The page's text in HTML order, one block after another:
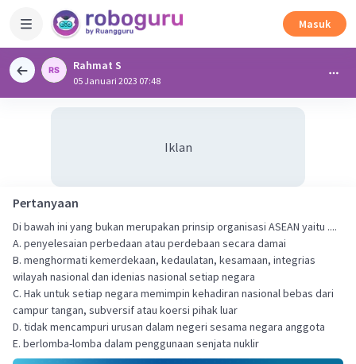
Masuk
Rahmat S
05 Januari 2023 07:48
Iklan
Pertanyaan
Di bawah ini yang bukan merupakan prinsip organisasi ASEAN yaitu ....
A. penyelesaian perbedaan atau perdebaan secara damai
B. menghormati kemerdekaan, kedaulatan, kesamaan, integrias
wilayah nasional dan idenias nasional setiap negara
C. Hak untuk setiap negara memimpin kehadiran nasional bebas dari
campur tangan, subversif atau koersi pihak luar
D. tidak mencampuri urusan dalam negeri sesama negara anggota
E. berlomba-lomba dalam penggunaan senjata nuklir